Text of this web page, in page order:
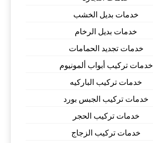
خدمات بديل الخشب
خدمات بديل الرخام
خدمات تجديد الحمامات
خدمات تركيب أبواب ألمونيوم
خدمات تركيب الباركيه
خدمات تركيب الجبس بورد
خدمات تركيب الحجر
خدمات تركيب الزجاج